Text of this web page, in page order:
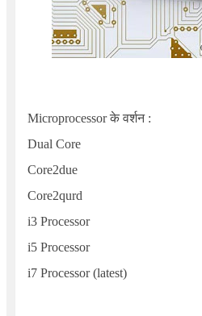
Microprocessor के वर्शन :
Dual Core
Core2due
Core2qurd
i3Processor
i5Processor
i7 Processor(latest)